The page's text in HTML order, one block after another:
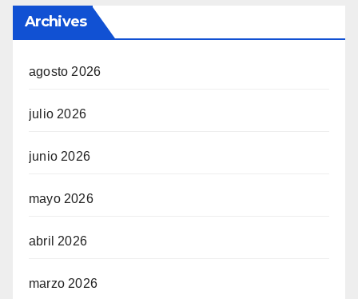
Archives
agosto 2026
julio 2026
junio 2026
mayo 2026
abril 2026
marzo 2026